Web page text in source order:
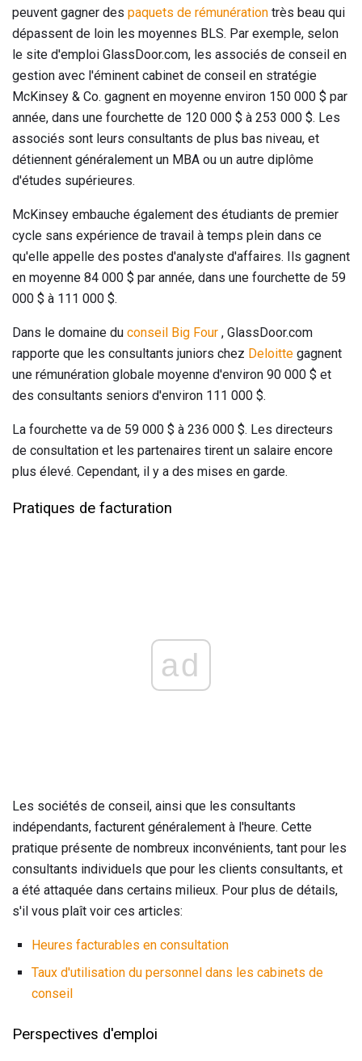
peuvent gagner des paquets de rémunération très beau qui
dépassent de loin les moyennes BLS. Par exemple, selon
le site d'emploi GlassDoor.com, les associés de conseil en
gestion avec l'éminent cabinet de conseil en stratégie
McKinsey & Co. gagnent en moyenne environ 150 000 $ par
année, dans une fourchette de 120 000 $ à 253 000 $. Les
associés sont leurs consultants de plus bas niveau, et
détiennent généralement un MBA ou un autre diplôme
d'études supérieures.
McKinsey embauche également des étudiants de premier
cycle sans expérience de travail à temps plein dans ce
qu'elle appelle des postes d'analyste d'affaires. Ils gagnent
en moyenne 84 000 $ par année, dans une fourchette de 59
000 $ à 111 000 $.
Dans le domaine du conseil Big Four , GlassDoor.com
rapporte que les consultants juniors chez Deloitte gagnent
une rémunération globale moyenne d'environ 90 000 $ et
des consultants seniors d'environ 111 000 $.
La fourchette va de 59 000 $ à 236 000 $. Les directeurs
de consultation et les partenaires tirent un salaire encore
plus élevé. Cependant, il y a des mises en garde.
Pratiques de facturation
ad
Les sociétés de conseil, ainsi que les consultants
indépendants, facturent généralement à l'heure. Cette
pratique présente de nombreux inconvénients, tant pour les
consultants individuels que pour les clients consultants, et
a été attaquée dans certains milieux. Pour plus de détails,
s'il vous plaît voir ces articles:
Heures facturables en consultation
Taux d'utilisation du personnel dans les cabinets de
conseil
Perspectives d'emploi